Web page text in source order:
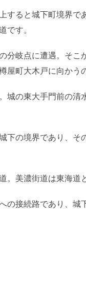
すると城下町境界で
です。
分岐点に遭遇。そこ
町大木戸に向かう
城の東大手門前の清
下の境界であり、そ
美濃街道は東海道
の接続路であり、城